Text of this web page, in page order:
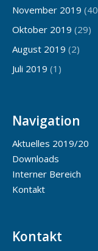
November 2019
Oktober 2019 (29)
August 2019 (2)
Juli 2019 (1)
Navigation
Aktuelles 2019/20
Downloads
Interner Bereich
Kontakt
Kontakt